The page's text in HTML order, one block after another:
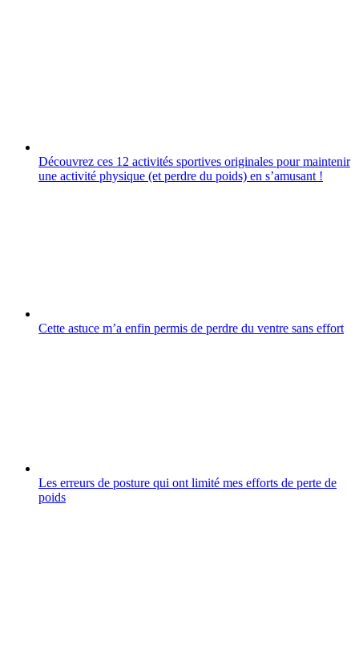
Découvrez ces 12 activités sportives originales pour maintenir
une activité physique (et perdre du poids) en sʼamusant !
Cette astuce m’a enfin permis de perdre du ventre sans effort
Les erreurs de posture qui ont limité mes efforts de perte de
poids